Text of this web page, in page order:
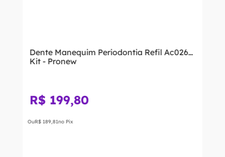
Dente Manequim Periodontia Refil Ac026
Kit - Pronew
R$ 199,80
OuR$ 189,81no Pix